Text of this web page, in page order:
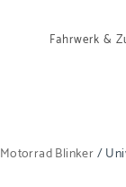
Fahrwerk &
Motorrad Blinker/